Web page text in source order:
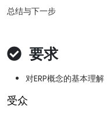
总结与下一步
要求
对ERP概念的基本理解
受众